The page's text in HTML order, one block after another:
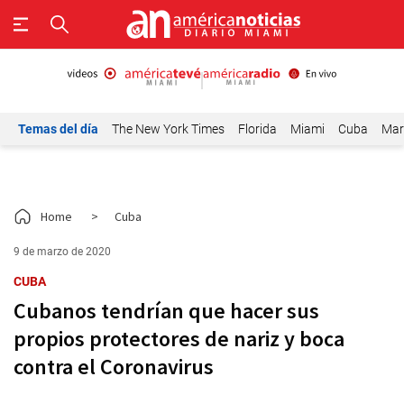
Temas del día The New York Times Florida Miami Cuba
Home > Cuba
9 de marzo de 2020
CUBA
Cubanos tendrían que hacer sus
propios protectores de nariz y boca
contra el Coronavirus